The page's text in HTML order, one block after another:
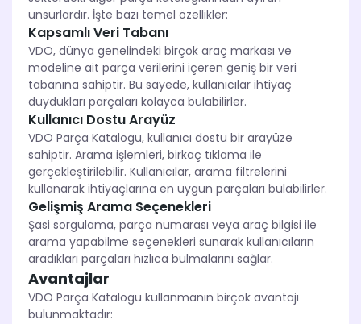
unsurlardır. İşte bazı temel özellikler:
Kapsamlı Veri Tabanı
VDO, dünya genelindeki birçok araç markası ve
modeline ait parça verilerini içeren geniş bir veri
tabanına sahiptir. Bu sayede, kullanıcılar ihtiyaç
duydukları parçaları kolayca bulabilirler.
Kullanıcı Dostu Arayüz
VDO Parça Katalogu, kullanıcı dostu bir arayüze
sahiptir. Arama işlemleri, birkaç tıklama ile
gerçekleştirilebilir. Kullanıcılar, arama filtrelerini
kullanarak ihtiyaçlarına en uygun parçaları bulabilirler.
Gelişmiş Arama Seçenekleri
Şasi sorgulama, parça numarası veya araç bilgisi ile
arama yapabilme seçenekleri sunarak kullanıcıların
aradıkları parçaları hızlıca bulmalarını sağlar.
Avantajlar
VDO Parça Katalogu kullanmanın birçok avantajı
bulunmaktadır: